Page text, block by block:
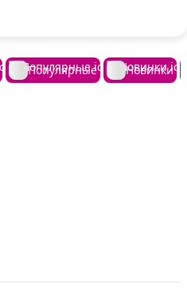
Популярные Новинки